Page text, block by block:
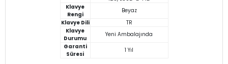
Klavye
Rengi
Beyaz
Klavye Dili
TR
Klavye
Durumu
Yeni Ambalajında
Garanti
Süresi
1 Yıl